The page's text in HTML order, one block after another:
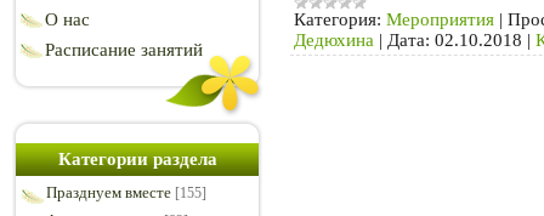
О нас
Расписание занятий
Категории раздела
Празднуем вместе [155]
Категория: Мероприятия |
Дедюхина | Дата: 02.10.2018 |